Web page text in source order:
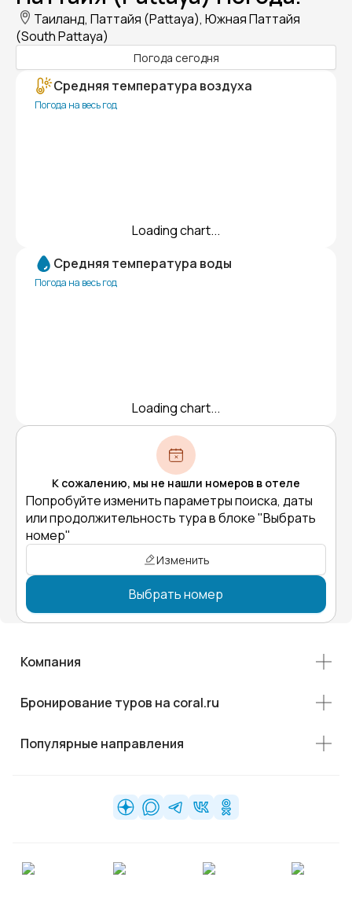
Таиланд, Паттайя (Pattaya), Южная Паттайя
(South Pattaya)
Погода сегодня
Средняя температура воздуха
Погода на весь год
Loading chart...
Средняя температура воды
Погода на весь год
Loading chart...
К сожалению, мы не нашли номеров в отеле
Попробуйте изменить параметры поиска, даты
или продолжительность тура в блоке "Выбрать
номер"
Изменить
Выбрать номер
Компания
Бронирование туров на coral.ru
Популярные направления